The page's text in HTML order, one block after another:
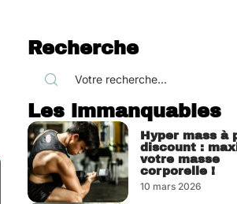
Recherche
Les immanquables
Hyper mass à
discount :
votre masse
corporelle !
10 mars 2026